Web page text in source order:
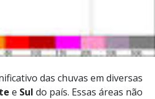
das chuvas em diversas
e Sul do país. Essas áreas não